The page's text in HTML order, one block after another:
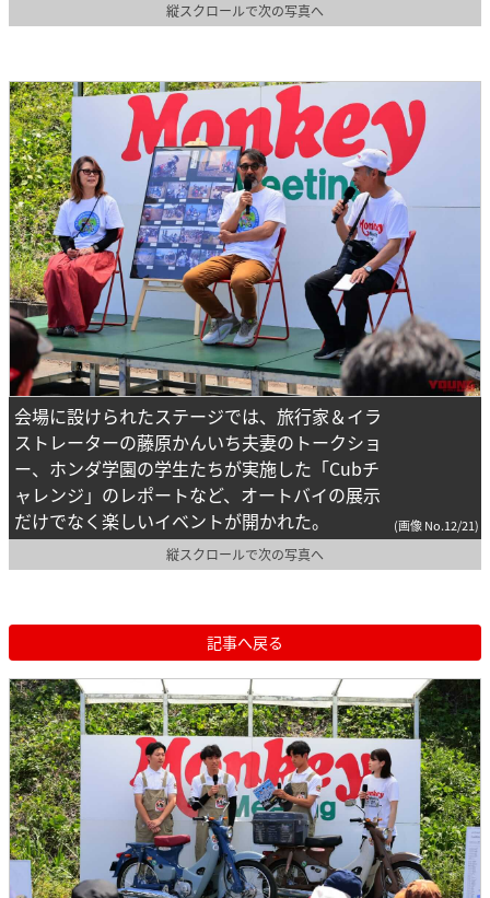
縦スクロールで次の写真へ
会場に設けられたステージでは、旅行家＆イラ
ストレーターの藤原かんいち夫妻のトークショ
ー、ホンダ学園の学生たちが実施した「Cubチ
ャレンジ」のレポートなど、オートバイの展示
だけでなく楽しいイベントが開かれた。
(画像 No.12/21)
縦スクロールで次の写真へ
記事へ戻る